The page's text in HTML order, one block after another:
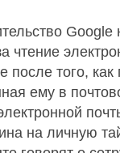
чтение
после того, как
ему в
на личную